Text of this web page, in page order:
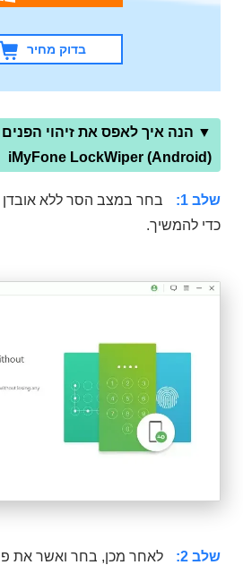
בדוק מחיר
▼ הנה איך לאפס את זיהוי
iMyFone LockWiper (Android)
שלב 1:
בחר במצב הסר ללא אובדן
כדי להמשיך.
שלב 2: לאחר מכן, בחר ואשר את